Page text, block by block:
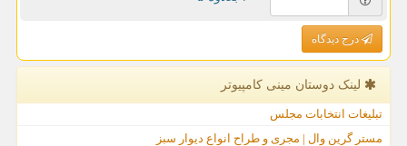
درج دیدگاه
لینک دوستان مینی كامپیوتر
تبلیغات انتخابات مجلس
مستر گرین وال | مجری و طراح انواع دیوار سبز